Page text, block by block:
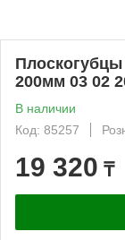
200мм 03 02
В наличии
Код: 85257
19 320 ₸